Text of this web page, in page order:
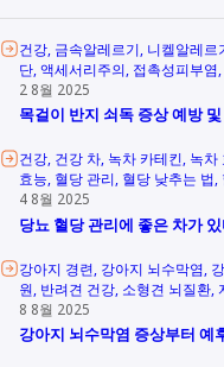
건강 금속알레르기 니켈알레르
단 액세서리주의 접촉성피부염
2 8월 2025
목걸이 반지 쇠독 증상 예방
건강 건강 차 녹차 카테킨 녹차
효능 혈당 관리 혈당 낮추는 법
4 8월 2025
당뇨 혈당 관리에 좋은 차가
강아지 경련 강아지 뇌수막염
원 반려견 건강 소형견 뇌질환
8 8월 2025
강아지 뇌수막염 증상부터 예